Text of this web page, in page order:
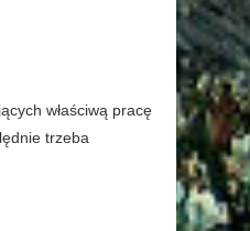
właściwą pracę
trzeba